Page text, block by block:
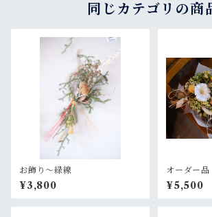
同じカテゴリの商
お飾り〜緑線
¥3,800
オーダー
大きめスワ
¥5,500